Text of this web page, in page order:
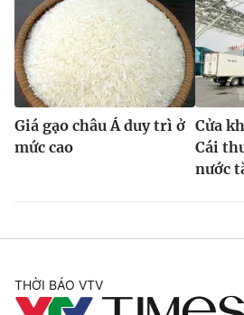
Giá gạo châu Á duy trì ở
mức cao
Cửa
Cái
nước
THỜI BÁO VTV